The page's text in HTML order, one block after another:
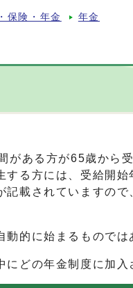
保険・年金 年金
がある方が65歳から受
る方には、受給開
記載されていますの
的に始まるもので
どの年金制度に加